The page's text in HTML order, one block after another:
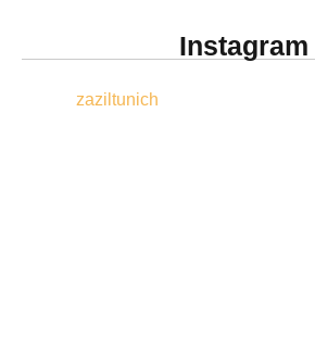
Instagram
zaziltunich